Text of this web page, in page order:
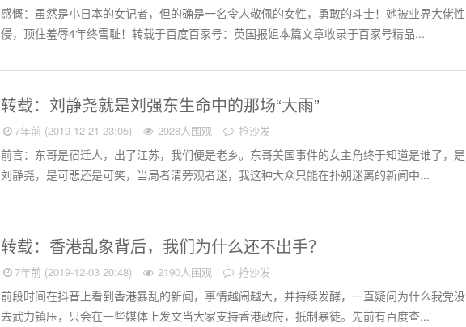
感慨：虽然是小日本的女记者，但的确是一名令人敬佩的女性，勇敢的斗士！她被业界大佬性
侵，顶住羞辱4年终雪耻！转载于百度百家号：英国报姐本篇文章收录于百家号精品...
转载：刘静尧就是刘强东生命中的那场“大雨”
7年前 (2019-12-21 23:05) 2928人围观 抢沙发
前言：东哥是宿迁人，出了江苏，我们便是老乡。东哥美国事件的女主角终于知道是谁了，是
刘静尧，是可悲还是可笑，当局者清旁观者迷，我这种大众只能在扑朔迷离的新闻中...
转载：香港乱象背后，我们为什么还不出手？
7年前 (2019-12-03 20:48) 2190人围观 抢沙发
前段时间在抖音上看到香港暴乱的新闻，事情越闹越大，并持续发酵，一直疑问为什么我党没
去武力镇压，只会在一些媒体上发文当大家支持香港政府，抵制暴徒。先前有百度查...